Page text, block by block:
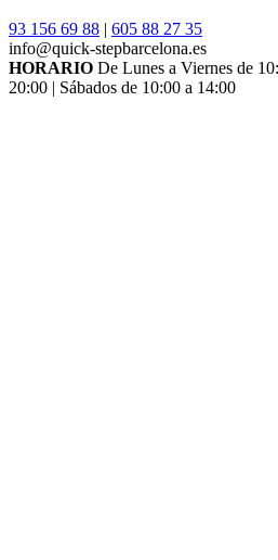
93 156 69 88 | 605 88 27 35
info@quick-stepbarcelona.es
HORARIO De Lunes a Viernes de
20:00 | Sábados de 10:00 a 14:00